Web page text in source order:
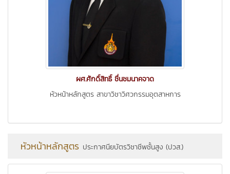
ผศ.ศักดิ์สิทธิ์ ชื่นชมนาคจาด
หัวหน้าหลักสูตร สาขาวิชาวิศวกรรมอุตสาหการ
หัวหน้าหลักสูตร ประกาศนียบัตรวิชาชีพชั้นสูง (ปวส.)